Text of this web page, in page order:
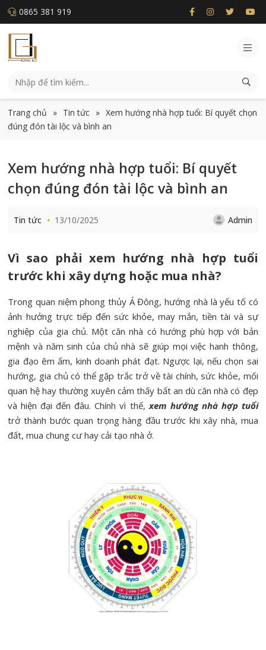
0865 381 919
Trang chủ » Tin tức » Xem hướng nhà hợp tuổi: Bí quyết chọn
đúng đón tài lộc và bình an
Xem hướng nhà hợp tuổi: Bí quyết
chọn đúng đón tài lộc và bình an
Tin tức 13/10/2025 Admin
Vì sao phải xem hướng nhà hợp tuổi
trước khi xây dựng hoặc mua nhà?
Trong quan niệm phong thủy Á Đông, hướng nhà là yếu tố có
ảnh hưởng trực tiếp đến sức khỏe, may mắn, tiền tài và sự
nghiệp của gia chủ. Một căn nhà có hướng phù hợp với bản
mệnh và năm sinh của chủ nhà sẽ giúp mọi việc hanh thông,
gia đạo êm ấm, kinh doanh phát đạt. Ngược lại, nếu chọn sai
hướng, gia chủ có thể gặp trắc trở về tài chính, sức khỏe, mối
quan hệ hay thường xuyên cảm thấy bất an dù căn nhà có đẹp
và hiện đại đến đâu. Chính vì thế,xem hướng nhà hợp tuổi
trở thành bước quan trọng hàng đầu trước khi xây nhà, mua
đất, mua chung cư hay cải tạo nhà ở.